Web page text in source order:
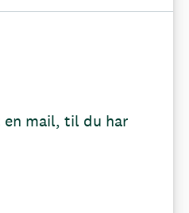
en mail, til du har